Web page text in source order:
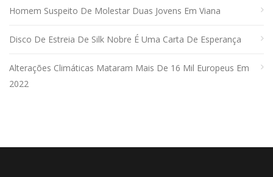
Homem Suspeito De Molestar Duas Jovens Em Viana
Disco De Estreia De Silk Nobre É Uma Carta De Esperança
Alterações Climáticas Mataram Mais De 16 Mil Europeus Em
2022